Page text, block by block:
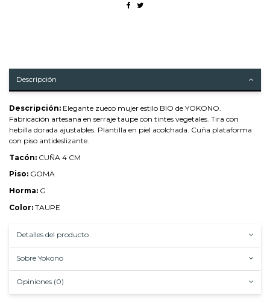
Descripción
Descripción: Elegante zueco mujer estilo BIO de YOKONO.
Fabricación artesana en serraje taupe con tintes vegetales. Tira con
hebilla dorada ajustables. Plantilla en piel acolchada. Cuña plataforma
con piso antideslizante.
Tacón: CUÑA 4 CM
Piso: GOMA
Horma: G
Color: TAUPE
Detalles del producto
Sobre Yokono
Opiniones (0)